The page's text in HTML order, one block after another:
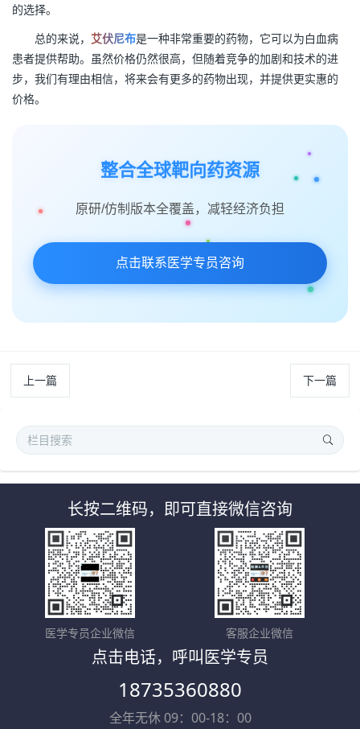
的选择。
总的来说， 艾伏尼布是一种非常重要的药物，它可以为白血病
患者提供帮助。虽然价格仍然很高，但随着竞争的加剧和技术的进
步，我们有理由相信，将来会有更多的药物出现，并提供更实惠的
价格。
整合全球靶向药资源
原研/仿制版本全覆盖，减轻经济负担
点击联系医学专员咨询
上一篇 下一篇
长按二维码，即可直接微信咨询
医学专员企业微信 客服企业微信
点击电话，呼叫医学专员
18735360880
全年无休 09：00-18：00